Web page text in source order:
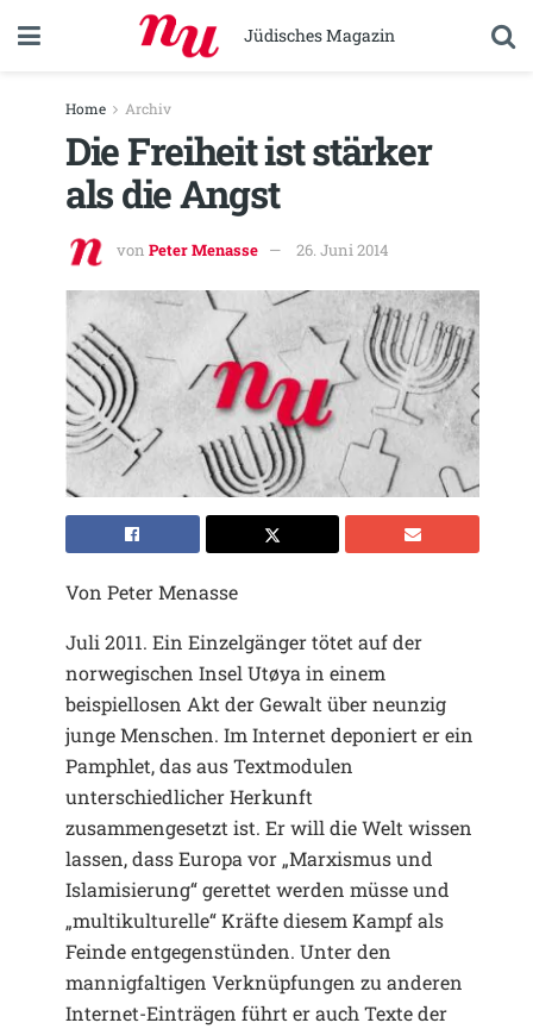
Jüdisches Magazin
Home Archiv
Die Freiheit ist stärker
als die Angst
von Peter Menasse 26. Juni 2014
Von Peter Menasse
Juli 2011. Ein Einzelgänger tötet auf der
norwegischen Insel Utøya in einem
beispiellosen Akt der Gewalt über neunzig
junge Menschen. Im Internet deponiert er ein
Pamphlet, das aus Textmodulen
unterschiedlicher Herkunft
zusammengesetzt ist. Er will die Welt wissen
lassen, dass Europa vor „Marxismus und
Islamisierung“ gerettet werden müsse und
„multikulturelle“ Kräfte diesem Kampf als
Feinde entgegenstünden. Unter den
mannigfaltigen Verknüpfungen zu anderen
Internet-Einträgen führt er auch Texte der